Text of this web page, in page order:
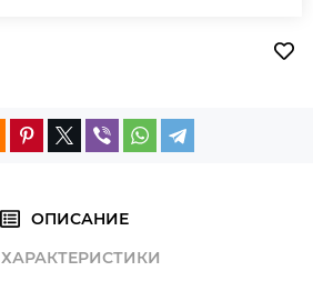
ОПИСАНИЕ
ХАРАКТЕРИСТИКИ